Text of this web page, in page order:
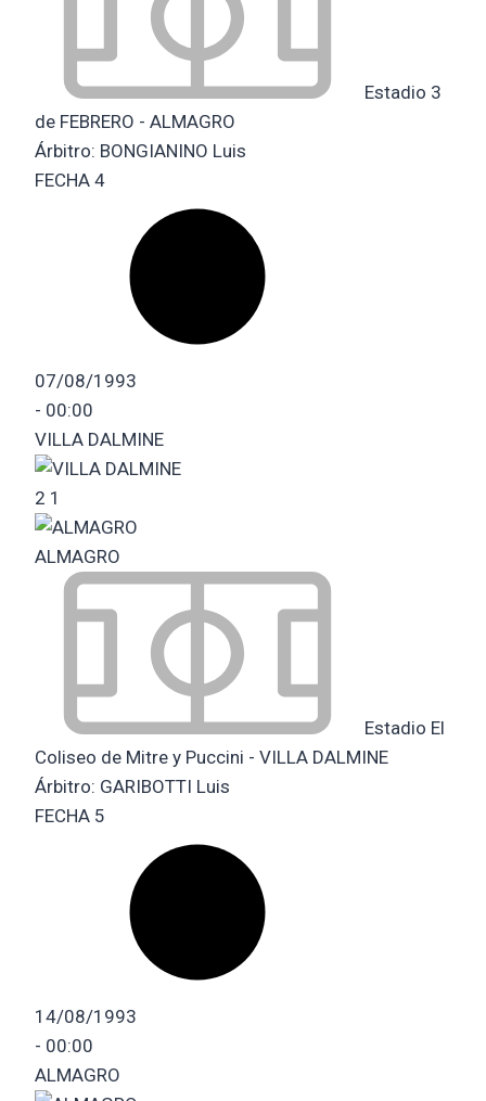
Estadio 3
de FEBRERO - ALMAGRO
Árbitro: BONGIANINO Luis
FECHA 4
07/08/1993
- 00:00
VILLA DALMINE
2 1
ALMAGRO
Estadio El
Coliseo de Mitre y Puccini - VILLA DALMINE
Árbitro: GARIBOTTI Luis
FECHA 5
14/08/1993
- 00:00
ALMAGRO